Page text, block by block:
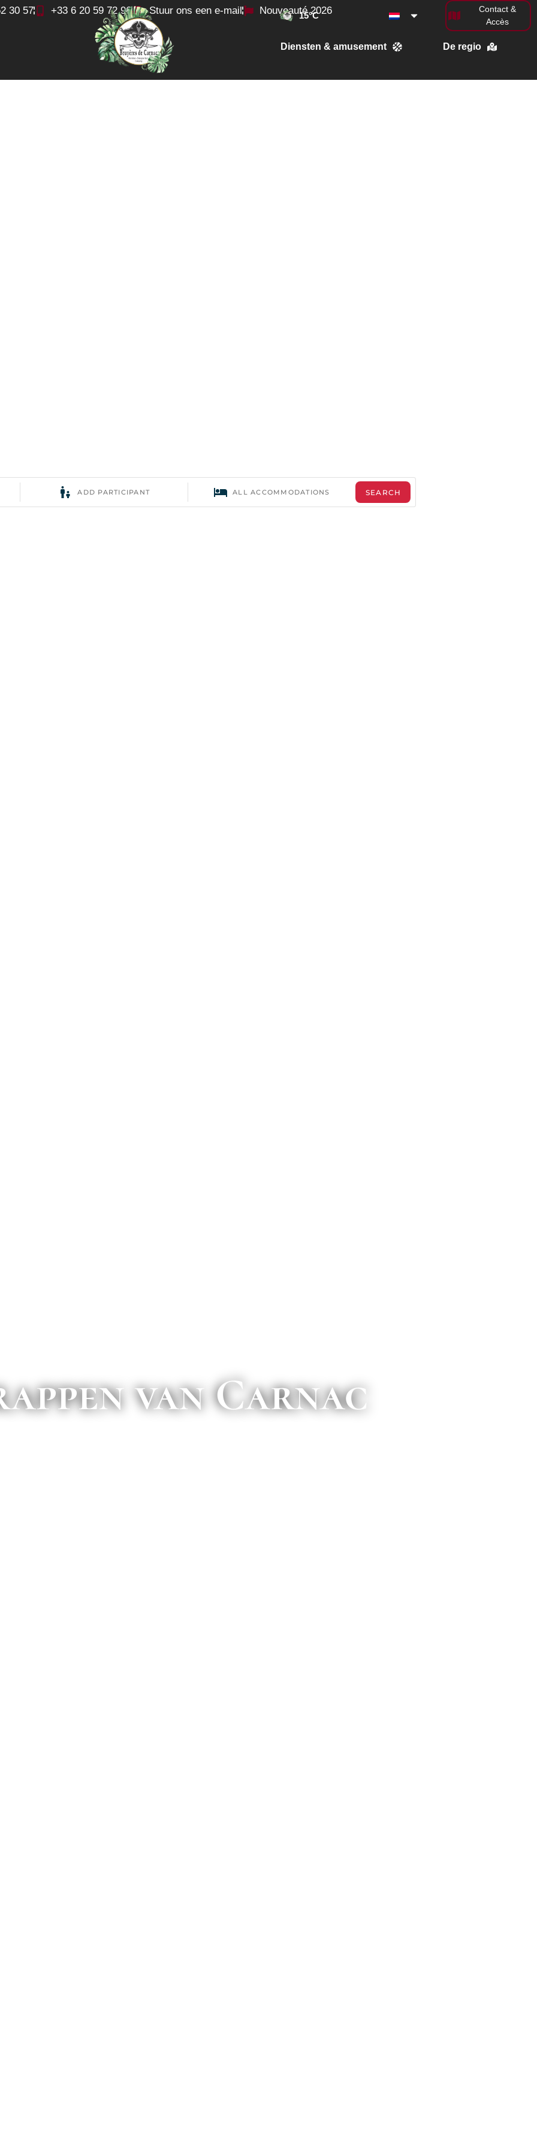
30 57 +33 6 20 59 72 96 Stuur ons een e-mail Nouveauté 2026
15°C
Contact &
Accès
Diensten & amusement De regio
van Carnac